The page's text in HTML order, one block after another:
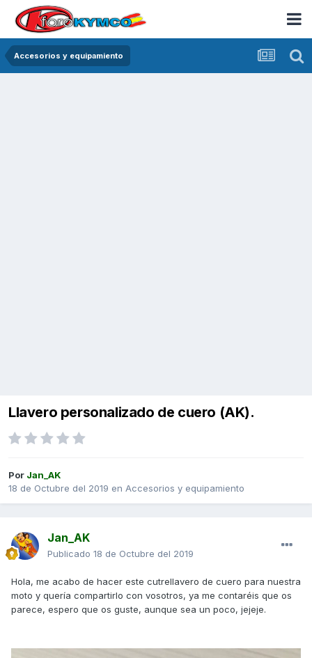
Accesorios y equipamiento
Llavero personalizado de cuero (AK).
Por Jan_AK
18 de Octubre del 2019 en Accesorios y equipamiento
Jan_AK
Publicado 18 de Octubre del 2019
Hola, me acabo de hacer este cutrellavero de cuero para nuestra
moto y quería compartirlo con vosotros, ya me contaréis que os
parece, espero que os guste, aunque sea un poco, jejeje.